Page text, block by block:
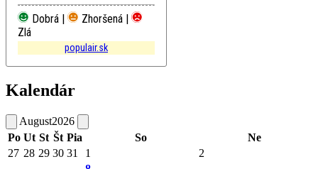
Dobrá |
Zhoršená |
Zlá
populair.sk
Kalendár
August2026
Po Ut St Št Pia So
Ne
27 28 29 30 31 1
2